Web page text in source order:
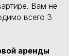
Вам не
всего 3
аренды